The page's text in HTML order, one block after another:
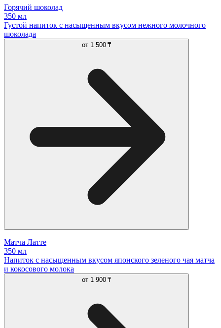
Горячий шоколад
350 мл
Густой напиток с насыщенным вкусом нежного молочного
шоколада
от 1 500 ₸
Матча Латте
350 мл
Напиток с насыщенным вкусом японского зеленого чая матча
и кокосового молока
от 1 900 ₸